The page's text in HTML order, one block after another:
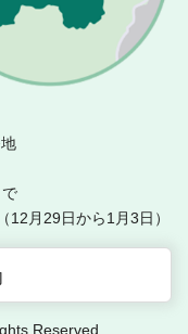
月29日から1月3日）
Reserved.